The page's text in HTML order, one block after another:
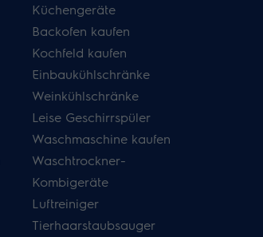
Küchengeräte
Backofen kaufen
Kochfeld kaufen
Einbaukühlschränke
Weinkühlschränke
Leise Geschirrspüler
Waschmaschine kaufen
Waschtrockner-
Kombigeräte
Luftreiniger
Tierhaarstaubsauger